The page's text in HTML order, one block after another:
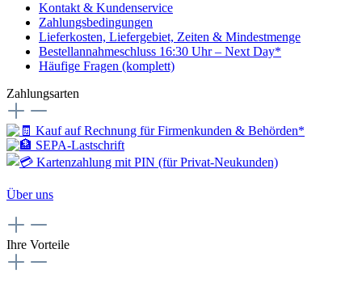
Kontakt & Kundenservice
Zahlungsbedingungen
Lieferkosten, Liefergebiet, Zeiten & Mindestmenge
Bestellannahmeschluss 16:30 Uhr – Next Day*
Häufige Fragen (komplett)
Zahlungsarten
Über uns
Ihre Vorteile